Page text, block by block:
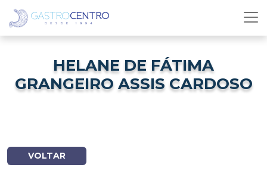
HELANE DE FÁTIMA
GRANGEIRO ASSIS CARDOSO
VOLTAR